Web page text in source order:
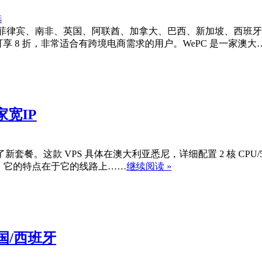
律宾、南非、英国、阿联酋、加拿大、巴西、新加坡、西班
享 8 折，非常适合有跨境电商需求的用户。WePC 是一家澳
宽IP
套餐。这款 VPS 具体在澳大利亚悉尼，详细配置 2 核 CPU/
它的特点在于它的线路上……继续阅读 »
/西班牙